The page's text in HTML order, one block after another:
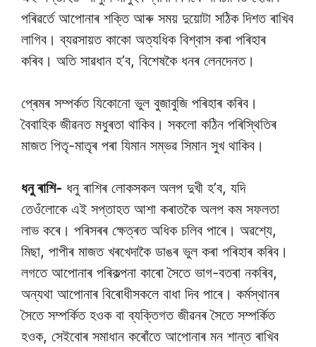
পৰিৱৰ্তে আপোনাৰ শক্তি আৰু সময় দুয়োটা সঠিক দিশত ৰাখিব
লাগিব। ব্যৱসায়ত কাকো অত্যধিক বিশ্বাস কৰা পৰিহাৰ
কৰিব। অতি সাৱধান হ’ব, বিশেষকৈ ধনৰ লেনদেনত।
প্ৰেমৰ সম্পৰ্কত যিকোনো ভুল বুজাবুজি পৰিহাৰ কৰিব।
বৈবাহিক জীৱনত মধুৰতা থাকিব। সকলো কঠিন পৰিস্থিতিৰ
মাজত পিতৃ-মাতৃৰ পৰা যিমান সম্ভৱ সিমান সুখ থাকিব।
ধনু ৰাশি- ধনু ৰাশিৰ লোকসকল অলপ দুখী হ’ব, যদি
তেওঁলোকে এই সপ্তাহত আশা কৰাতকৈ অলপ কম সফলতা
লাভ কৰে। পৰিসৰৰ ক্ষেত্ৰত অধিক চলিব পাৰে। অৱশ্যে,
মিছা, পাপীৰ মাজত খৰখেদাকৈ ডাঙৰ ভুল কৰা পৰিহাৰ কৰিব।
লগতে আপোনাৰ পৰিকল্পনা কাৰো সৈতে ভাগ-বতৰা নকৰিব,
অন্যথা আপোনাৰ বিৰোধীসকলে বাধা দিব পাৰে। কৰ্মস্থানৰ
সৈতে সম্পৰ্কিত হওক বা ব্যক্তিগত জীৱনৰ সৈতে সম্পৰ্কিত
হওক, সেইবোৰ সমাধান কৰোঁতে আপোনাৰ মন শান্ত ৰাখিব